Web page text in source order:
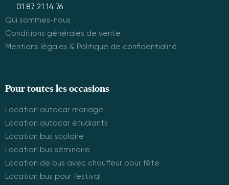
01 87 21 14 76
Qui sommes-nous
Conditions générales de vente
Mentions légales & Politique de confidentialité
Pour toutes les occasions
Location autocar mariage
Location autocar étudiants
Location bus scolaire
Location bus séminaire
Location de bus avec chauffeur pour fête
Location bus pour festival